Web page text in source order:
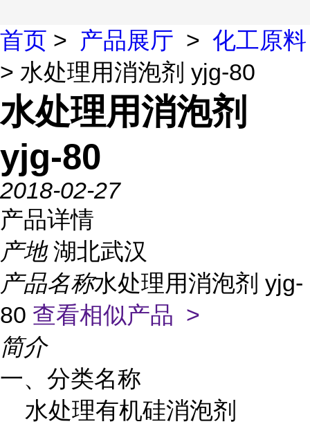
首页 > 产品展厅 > 化工原料
> 水处理用消泡剂 yjg-80
水处理用消泡剂
yjg-80
2018-02-27
产品详情
产地 湖北武汉
产品名称水处理用消泡剂 yjg-
80 查看相似产品 >
简介
一、分类名称
水处理有机硅消泡剂